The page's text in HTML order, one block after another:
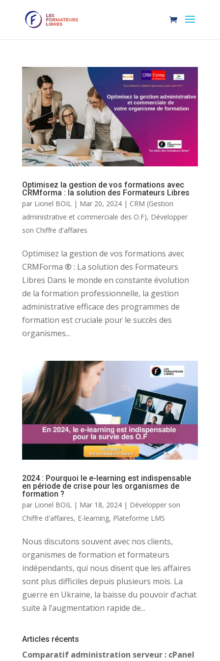
Optimisez la gestion de vos formations avec
CRMforma : la solution des Formateurs Libres
par Lionel BOIL | Mar 20, 2024| CRM (Gestion
administrative et commerciale des O.F), Développer
son Chiffre d'affaires
Optimisez la gestion de vos formations avec
CRMForma ® : La solution des Formateurs
Libres Dans le monde en constante évolution
de la formation professionnelle, la gestion
administrative efficace des programmes de
formation est cruciale pour le succès des
organismes...
2024 : Pourquoi le e-learning est indispensable
en période de crise pour les organismes de
formation ?
par Lionel BOIL| Mar 18, 2024| Développer son
Chiffre d'affaires, E-learning, Plateforme LMS
Nous discutons souvent avec nos clients,
organismes de formation et formateurs
indépendants, qui nous disent que les affaires
sont plus difficiles depuis plusieurs mois. La
guerre en Ukraine, la baisse du pouvoir d’achat
suite à l’augmentation rapide de...
Articles récents
Comparatif administration serveur : cPanel